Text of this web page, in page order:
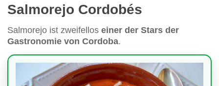
Salmorejo Cordobés
Salmorejo ist zweifellos einer der Stars der
Gastronomie von Cordoba.